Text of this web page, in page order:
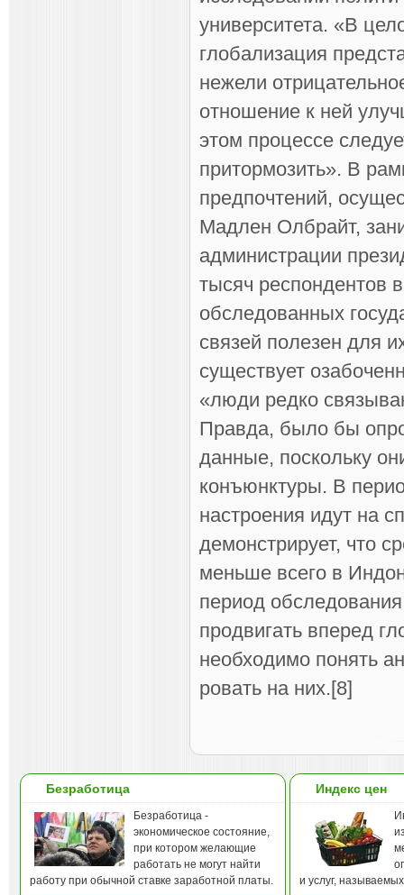
университета. «В
глобализация
нежели
отношение к ней
этом процессе
притормозить». В
предпочтений,
Мадлен Олбрайт,
администрации
тысяч респондентов
обследованных
связей полезен для
существует
«люди редко
Правда, было бы
данные, поскольку
конъюнктуры. В
настроения идут на
демонстрирует, что
меньше всего в
период
продвигать вперед
необходи­мо понять
ровать на них.[8]
Безработица
Безработица -
экономическое состояние,
при котором желающие
работать не могут найти
работу при обычной ставке заработной платы.
Индекс цен
и услуг,